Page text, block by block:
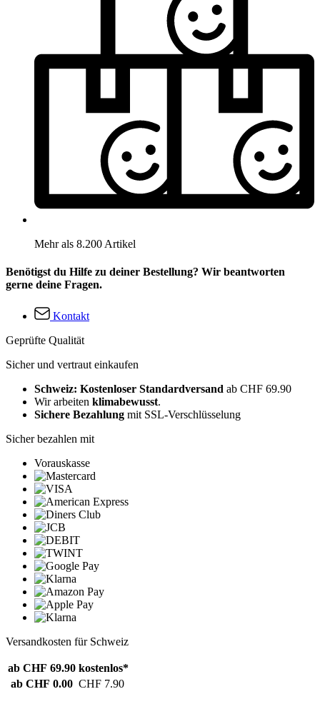
Mehr als 8.200 Artikel
Benötigst du Hilfe zu deiner Bestellung? Wir beantworten
gerne deine Fragen.
Kontakt
Geprüfte Qualität
Sicher und vertraut einkaufen
Schweiz: Kostenloser Standardversand ab CHF 69.90
Wir arbeiten klimabewusst.
Sichere Bezahlung mit SSL-Verschlüsselung
Sicher bezahlen mit
Vorauskasse
Versandkosten für Schweiz
ab CHF 69.90 kostenlos*
ab CHF 0.00 CHF 7.90